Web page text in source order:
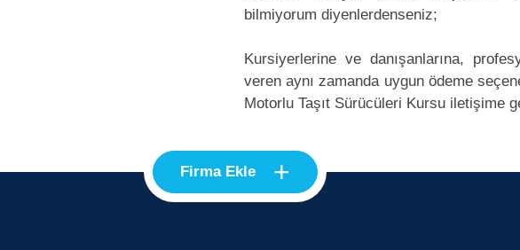
bilmiyorum diyenlerdenseniz;
Kursiyerlerine ve danışanlarına,
veren aynı zamanda uygun ödeme
Motorlu Taşıt Sürücüleri Kursu iletişime
Firma Ekle +